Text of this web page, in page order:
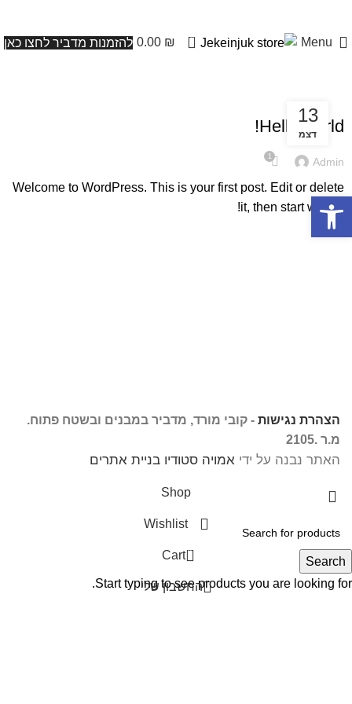
Menu
0
0.00 ₪ להזמנות מדביר לחצו כאן
13
דצמ
Hello world!
Admin
1
Welcome to WordPress. This is your first post. Edit or delete
it, then start writing!
הצהרת נגישות - קובי מורד, מדביר במבנים ובשטח פתוח.
מ.ר .2105
האתר נבנה על ידי אמויה סטודיו בניית אתרים
Search
Start typing to see products you are looking for.
Shop
Wishlist
0
Cart
החשבון שלי
פתח סרגל נגישות